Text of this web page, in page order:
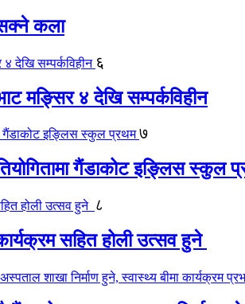
कला
६
मङ्सिर ४ देखि सम्पर्कविहीन
७
गैंडाकोट इङ्लिस स्कुल
८
सहित होली उत्सव हुने